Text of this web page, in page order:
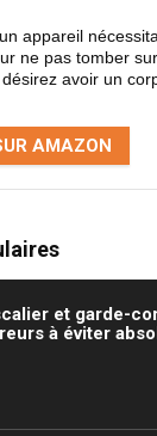
appareil
ne pas tomber
avoir un
AMAZON
et garde-
à éviter